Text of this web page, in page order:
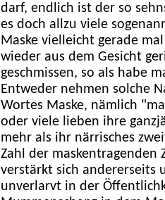
darf, endlich ist der so
es doch allzu viele
Maske vielleicht gerade
wieder aus dem Gesicht
geschmissen, so als habe
Entweder nehmen solche
Wortes Maske, nämlich
oder viele lieben ihre
mehr als ihr närrisches
Zahl der maskentragenden
verstärkt sich andererseits
unverlarvt in der